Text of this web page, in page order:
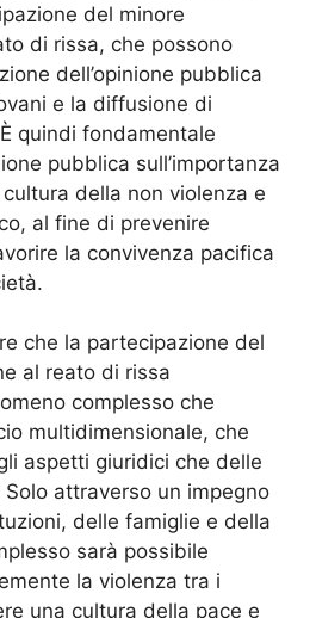
del minore
di rissa, che possono
dell’opinione pubblica
e la diffusione di
quindi fondamentale
pubblica sull’importanza
della non violenza e
al fine di prevenire
la convivenza pacifica
che la partecipazione del
al reato di rissa
complesso che
multidimensionale, che
aspetti giuridici che delle
attraverso un impegno
delle famiglie e della
sarà possibile
la violenza tra i
una cultura della pace e